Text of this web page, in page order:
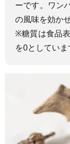
ーです。ワン
の風味を効か
※糖質は食品
を0としていま